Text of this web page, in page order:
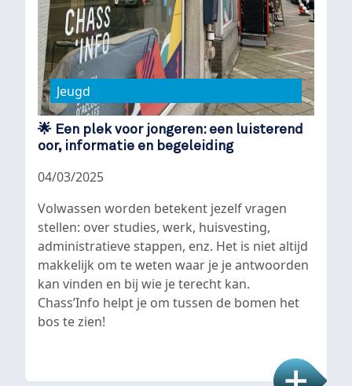
Jeugd
🌟 Een plek voor jongeren: een luisterend
oor, informatie en begeleiding
04/03/2025
Volwassen worden betekent jezelf vragen
stellen: over studies, werk, huisvesting,
administratieve stappen, enz. Het is niet altijd
makkelijk om te weten waar je je antwoorden
kan vinden en bij wie je terecht kan.
Chass’Info helpt je om tussen de bomen het
bos te zien!